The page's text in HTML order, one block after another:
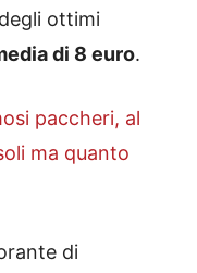
ottimi
di 8 euro.
paccheri, al
ma quanto
di